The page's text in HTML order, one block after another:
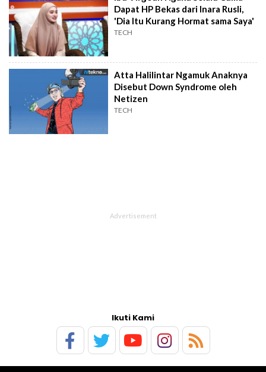
Dapat HP Bekas dari Inara Rusli,
'Dia Itu Kurang Hormat sama Saya'
TECH
Atta Halilintar Ngamuk Anaknya
Disebut Down Syndrome oleh
Netizen
TECH
Ikuti Kami